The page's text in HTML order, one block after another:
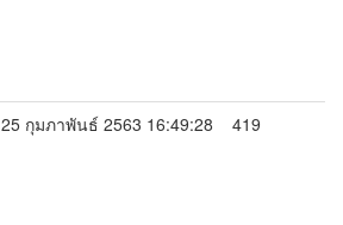
25 กุมภาพันธ์ 2563 16:49:28 419